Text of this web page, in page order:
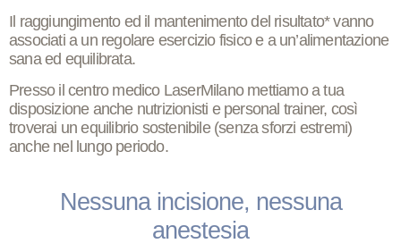
Il raggiungimento ed il mantenimento del risultato*vanno
associati a un regolare esercizio fisico e a un’alimentazione
sana ed equilibrata.
Presso il centro medico LaserMilanomettiamo a tua
disposizione anche nutrizionisti e personal trainer, così
troverai un equilibrio sostenibile (senza sforzi estremi)
anche nel lungo periodo.
Nessuna incisione, nessuna
anestesia